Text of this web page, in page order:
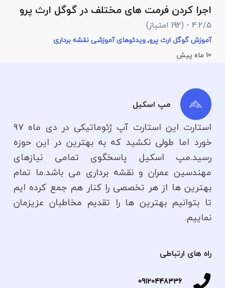
اجرا کردن فرمت های مختلف در گوگل ارث پرو
4.2/5 - (192 امتیاز)
آموزش گوگل ارث پرو,ویدئوهای آموزشی نقشه برداری
10 ماه پیش
مپ اسکیل
استارت این استارت آپ ژئوماتیکی در دی ماه ۹۷
خورد اما طولی نکشید که به بهترین در این حوزه
رسید.مپ اسکیل پاسخگوی تمامی نیازهای
مهندسین عمران و نقشه برداری می باشد.ما تمام
بهترین ها از هر تخصصی را کنار هم جمع کرده ایم
تا بتوانیم بهترین ها را تقدیم مخاطبان عزیزمان
نماییم.
راه های ارتباطی
09120448336